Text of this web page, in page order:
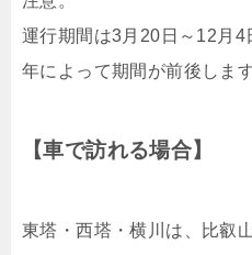
運行期間は3月20日～12月4
年によって期間が前後します
【車で訪れる場合】
東塔・西塔・横川は、比叡